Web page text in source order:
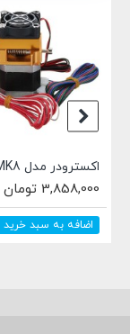
3,858,000 تومان
اضافه به سبد خرید